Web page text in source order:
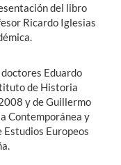
del libro
Ricardo Iglesias
Eduardo
de Historia
y de Guillermo
Contemporánea y
Europeos